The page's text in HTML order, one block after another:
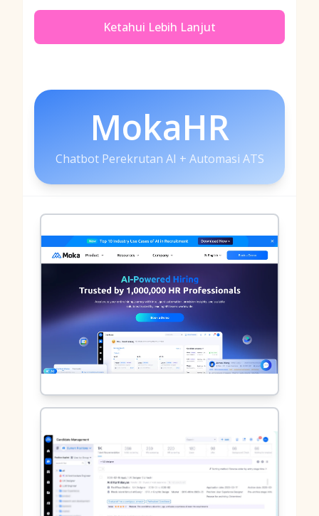
Ketahui Lebih Lanjut
MokaHR
Chatbot Perekrutan AI + Automasi ATS